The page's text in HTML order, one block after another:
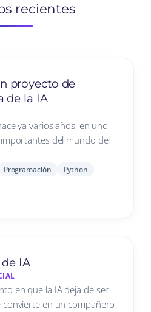
recientes
proyecto de
de la IA
ya varios años, en uno
del mundo del
Programación Python
IA
en que la IA deja de ser
en un compañero